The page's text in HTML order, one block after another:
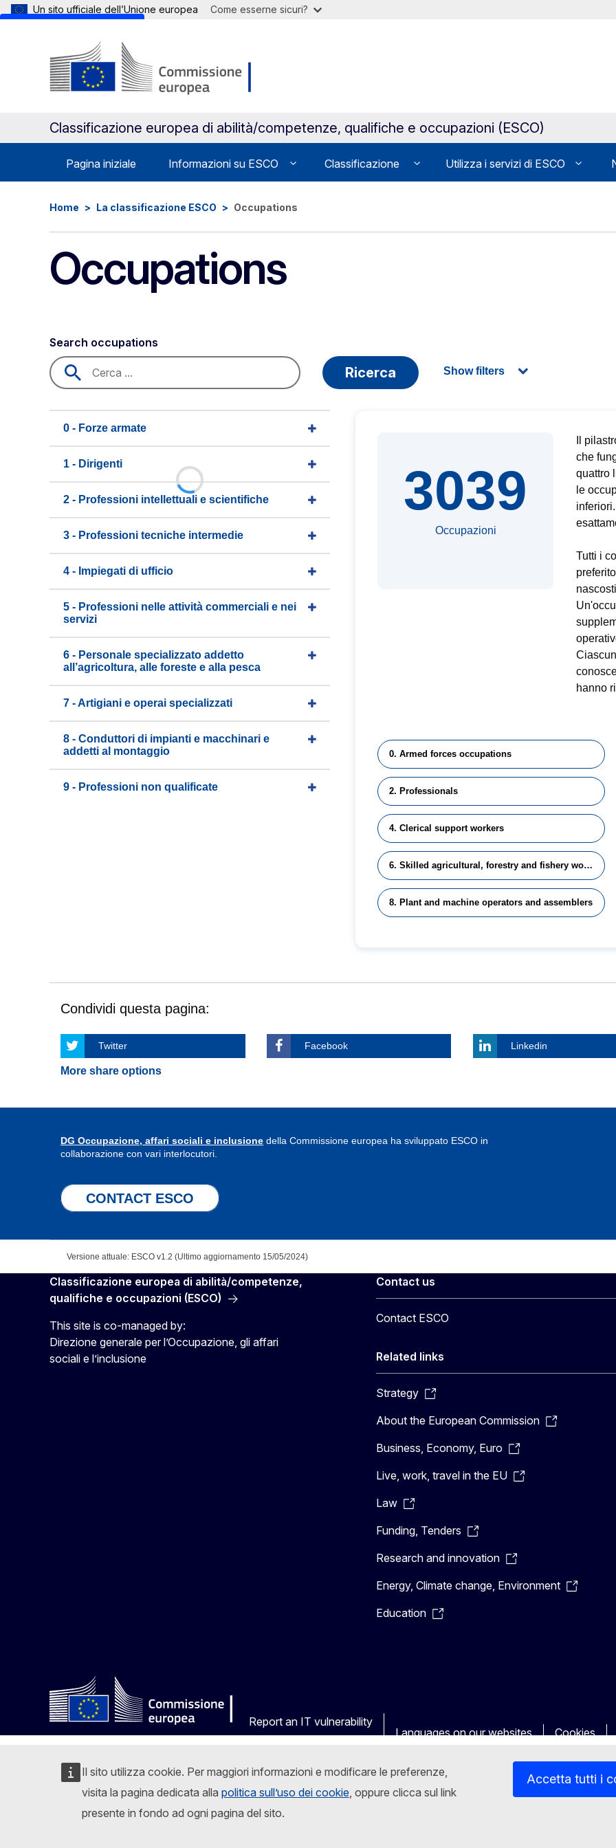
Un sito ufficiale dell’Unione europea Come esserne sicuri?
Il sito utilizza cookie. Per maggiori informazioni e modificare le preferenze,
visita la pagina dedicata alla politica sull’uso dei cookie, oppure clicca sul link
presente in fondo ad ogni pagina del sito.
Accetta tutti i
Classificazione europea di abilità/competenze, qualifiche e occupazioni (ESCO)
Pagina iniziale Informazioni su ESCO Classificazione Utilizza i servizi di ESCO
Home La classificazione ESCO Occupations
Occupations
Search occupations
Ricerca Show filters
0 - Forze armate
1 - Dirigenti
2 - Professioni intellettuali e scientifiche
3 - Professioni tecniche intermedie
4 - Impiegati di ufficio
5 - Professioni nelle attività commerciali e nei
servizi
6 - Personale specializzato addetto
all’agricoltura, alle foreste e alla pesca
7 - Artigiani e operai specializzati
8 - Conduttori di impianti e macchinari e
addetti al montaggio
9 - Professioni non qualificate
3039
Occupazioni
Il
che
quattro
le
Tutti i
hanno
0. Armed forces occupations
2. Professionals
4. Clerical support workers
6. Skilled agricultural, forestry and fishery workers
8. Plant and machine operators and assemblers
Condividi questa pagina:
Twitter Facebook Linkedin
More share options
DG Occupazione, affari sociali e inclusione della Commissione europea ha sviluppato ESCO in
collaborazione con vari interlocutori.
CONTACT ESCO
Versione attuale: ESCO v1.2 (Ultimo aggiornamento 15/05/2024)
Classificazione europea di abilità/competenze,
qualifiche e occupazioni (ESCO)
This site is co-managed by:
Direzione generale per l’Occupazione, gli affari
sociali e l’inclusione
Contact us
Contact ESCO
Related links
Strategy
About the European Commission
Business, Economy, Euro
Live, work, travel in the EU
Law
Funding, Tenders
Research and innovation
Energy, Climate change, Environment
Education
Report an IT vulnerability
Languages on our websites
Cookies